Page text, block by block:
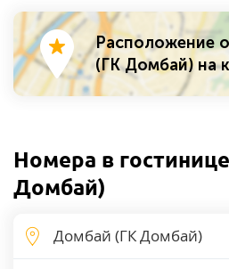
Расположение
(ГК Домбай) на
Номера в
Домбай)